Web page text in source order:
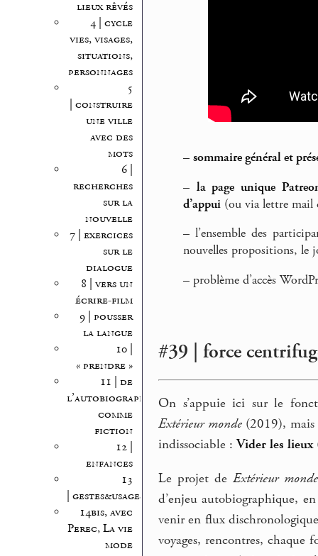
lieux rêvés
4 | cycle
vies, visages,
situations,
personnages
5
| construire
une ville
avec des
mots
6 |
recherches
sur la
nouvelle
7 | exercices
sur le
dialogue
8 | vers un
écrire-film
9 | pousser
la langue
10 |
« prendre »
11 | de
l’autobiographie
comme
fiction
12 |
enfances
13
| gestes&usages
14bis, avec
Perec, La vie
mode
– sommaire général et
– la page unique
d’appui (ou via lettre mail
– l’ensemble des
nouvelles propositions, le
– problème d’accès
#39 | force
On s’appuie ici sur le
Extérieur monde(2019), mais
indissociable :Vider les lieux
Le projet de Extérieur monde
d’enjeu autobiographique,
venir en flux
voyages, rencontres, chaque